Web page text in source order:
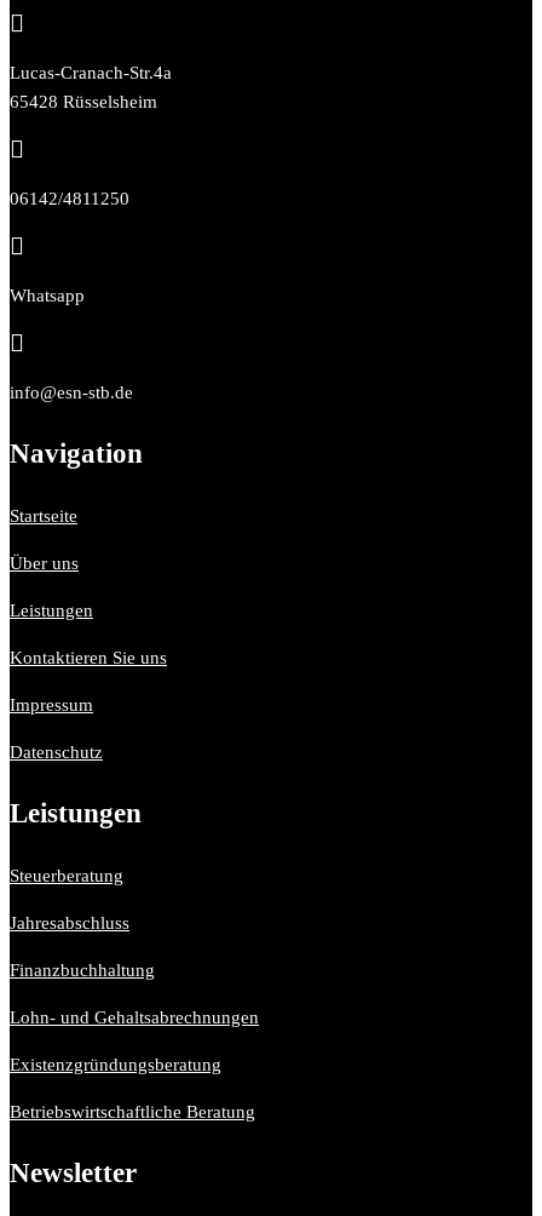

Lucas-Cranach-Str.4a
65428 Rüsselsheim

06142/4811250

Whatsapp

info@esn-stb.de
Navigation
Startseite
Über uns
Leistungen
Kontaktieren Sie uns
Impressum
Datenschutz
Leistungen
Steuerberatung
Jahresabschluss
Finanzbuchhaltung
Lohn- und Gehaltsabrechnungen
Existenzgründungsberatung
Betriebswirtschaftliche Beratung
Newsletter